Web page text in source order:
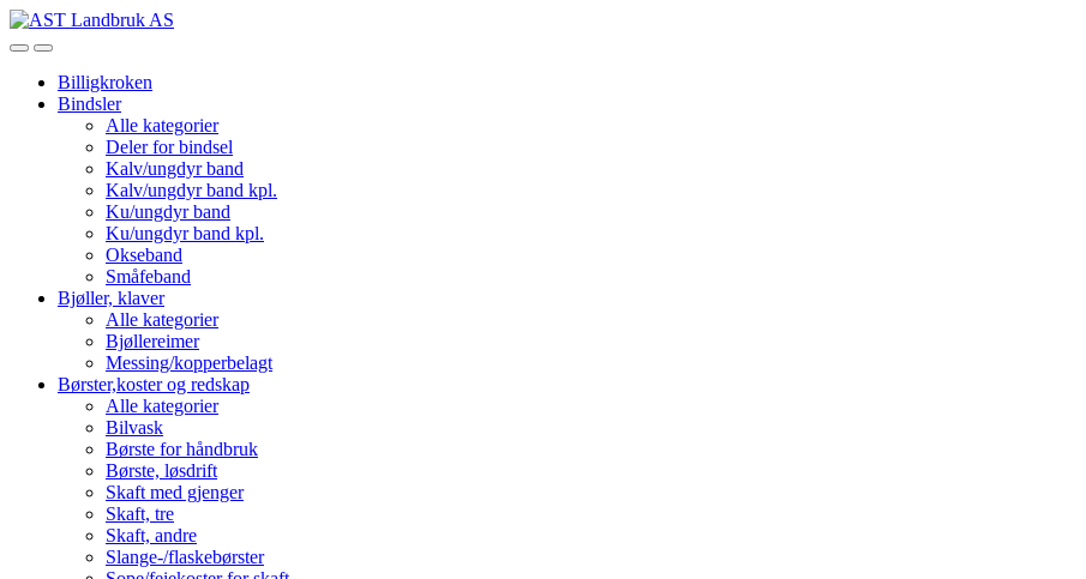
Skip
to
Skip
to
OpenClose
Billigkroken
Bindsler
Alle kategorier
Deler for bindsel
Kalv/ungdyr band
Kalv/ungdyr band kpl.
Ku/ungdyr band
Ku/ungdyr band kpl.
Okseband
Småfeband
Bjøller, klaver
Alle kategorier
Bjøllereimer
Messing/kopperbelagt
Børster,koster og redskap
Alle kategorier
Bilvask
Børste for håndbruk
Børste, løsdrift
Skaft med gjenger
Skaft, tre
Skaft, andre
Slange-/flaskebørster